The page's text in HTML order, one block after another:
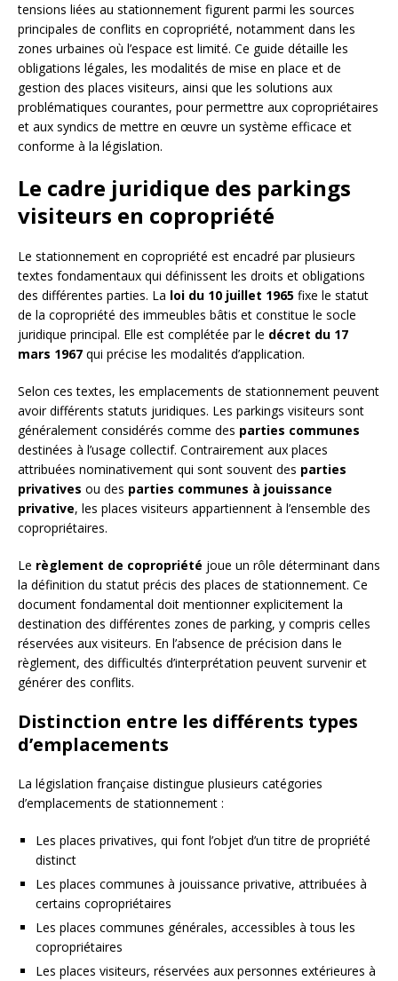
tensions liées au stationnement figurent parmi les sources
principales de conflits en copropriété, notamment dans les
zones urbaines où l’espace est limité. Ce guide détaille les
obligations légales, les modalités de mise en place et de
gestion des places visiteurs, ainsi que les solutions aux
problématiques courantes, pour permettre aux copropriétaires
et aux syndics de mettre en œuvre un système efficace et
conforme à la législation.
Le cadre juridique des parkings
visiteurs en copropriété
Le stationnement en copropriété est encadré par plusieurs
textes fondamentaux qui définissent les droits et obligations
des différentes parties. La loi du 10 juillet 1965 fixe le statut
de la copropriété des immeubles bâtis et constitue le socle
juridique principal. Elle est complétée par le décret du 17
mars 1967 qui précise les modalités d’application.
Selon ces textes, les emplacements de stationnement peuvent
avoir différents statuts juridiques. Les parkings visiteurs sont
généralement considérés comme des parties communes
destinées à l’usage collectif. Contrairement aux places
attribuées nominativement qui sont souvent des parties
privatives ou des parties communes à jouissance
privative, les places visiteurs appartiennent à l’ensemble des
copropriétaires.
Le règlement de copropriété joue un rôle déterminant dans
la définition du statut précis des places de stationnement. Ce
document fondamental doit mentionner explicitement la
destination des différentes zones de parking, y compris celles
réservées aux visiteurs. En l’absence de précision dans le
règlement, des difficultés d’interprétation peuvent survenir et
générer des conflits.
Distinction entre les différents types
d’emplacements
La législation française distingue plusieurs catégories
d’emplacements de stationnement :
Les places privatives, qui font l’objet d’un titre de propriété
distinct
Les places communes à jouissance privative, attribuées à
certains copropriétaires
Les places communes générales, accessibles à tous les
copropriétaires
Les places visiteurs, réservées aux personnes extérieures à